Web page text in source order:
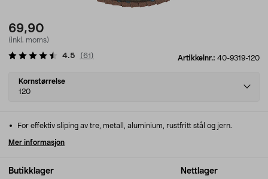
69,90
(inkl. moms)
Artikkelnr.: 40-9319-120
4.5 (61 )
Select
variant
Kornstørrelse
120
Butikklager Nettlager
For effektiv sliping av tre, metall, aluminium, rustfritt stål og jern.
Mer informasjon